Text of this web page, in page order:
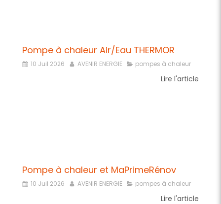
Pompe à chaleur Air/Eau THERMOR
10 Juil 2026 AVENIR ENERGIE pompes à chaleur
Lire l'article
Pompe à chaleur et MaPrimeRénov
10 Juil 2026 AVENIR ENERGIE pompes à chaleur
Lire l'article